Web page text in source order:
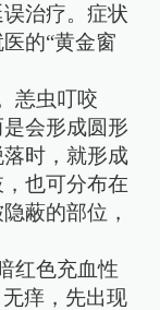
治疗。症状
的“黄金窗
恙虫叮咬
会形成圆形
时，就形成
也可分布在
蔽的部位，
红色充血性
痒，先出现